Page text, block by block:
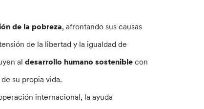
de la pobreza, afrontando sus causas
de la libertad y la igualdad de
aldesarrollo humano sostenible con
su propia vida.
internacional, la ayuda